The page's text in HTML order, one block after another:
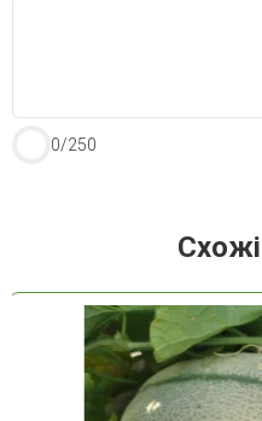
0/250